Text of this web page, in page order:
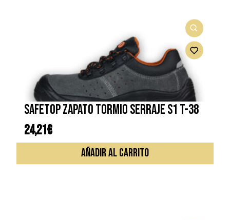
SAFETOP ZAPATO TORMIO SERRAJE S1 T-38
24,21€
AÑADIR AL CARRITO